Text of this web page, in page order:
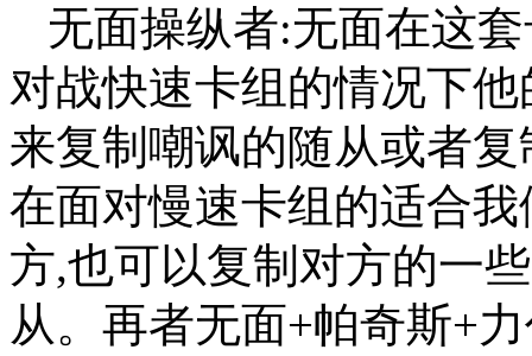
无面操纵者:无面在这
对战快速卡组的情况下
来复制嘲讽的随从或者
在面对慢速卡组的适合
方,也可以复制对方的一
从。再者无面+帕奇斯+